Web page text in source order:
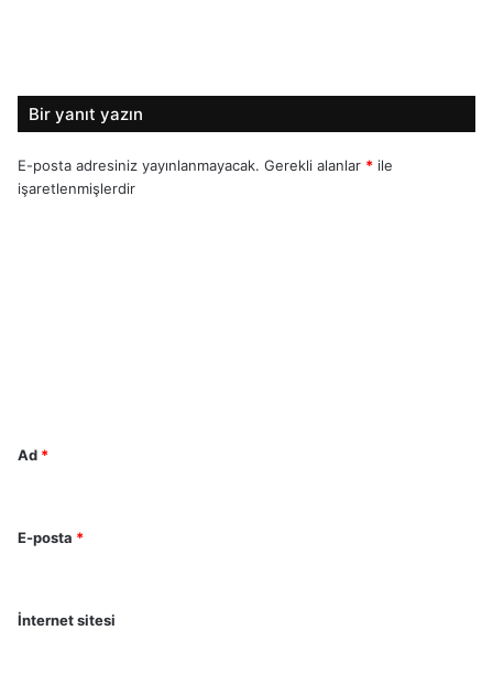
Bir yanıt yazın
E-posta adresiniz yayınlanmayacak. Gerekli alanlar * ile
işaretlenmişlerdir
Ad *
E-posta *
İnternet sitesi